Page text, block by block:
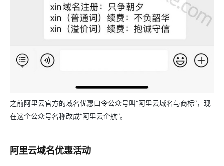
之前阿里云官方的域名优惠口令公众号叫“阿里云域名与商标”，现
在这个公众号名称改成“阿里云企航”。
阿里云域名优惠活动